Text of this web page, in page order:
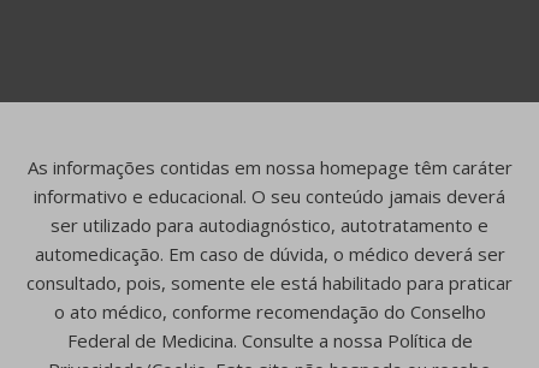
As informações contidas em nossa homepage têm caráter
informativo e educacional. O seu conteúdo jamais deverá
ser utilizado para autodiagnóstico, autotratamento e
automedicação. Em caso de dúvida, o médico deverá ser
consultado, pois, somente ele está habilitado para praticar
o ato médico, conforme recomendação do Conselho
Federal de Medicina. Consulte a nossa Política de